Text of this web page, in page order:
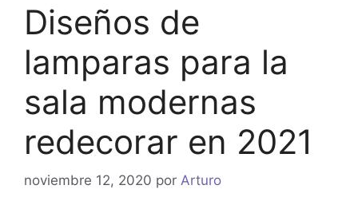
Diseños de
lamparas para la
sala modernas
redecorar en 2021
noviembre 12, 2020 por Arturo